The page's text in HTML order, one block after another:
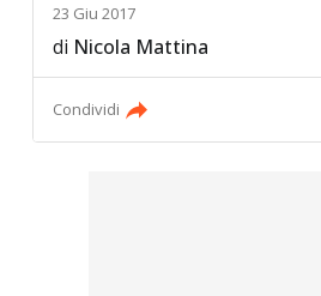
23 Giu 2017
di Nicola Mattina
Condividi